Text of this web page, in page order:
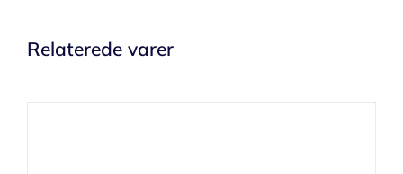
Relaterede varer